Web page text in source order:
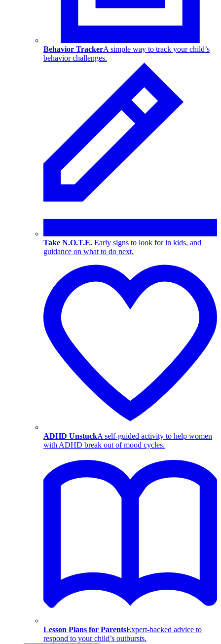
Behavior TrackerA simple way to track your child’s
behavior challenges.
Take N.O.T.E. Early signs to look for in kids, and
guidance on what to do next.
ADHD UnstuckA self-guided activity to help women
with ADHD break out of mood cycles.
Lesson Plans for ParentsExpert-backed advice to
respond to your child’s outbursts.